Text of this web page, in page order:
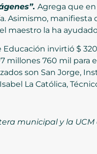
Agrega que
Asimismo, manifiesta
maestro la ha
Educación invirtió $
millones 760 mil
son San Jorge,
La Católica,
municipal y la UCM